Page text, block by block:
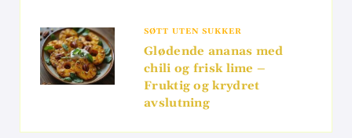
SØTT UTEN SUKKER
Glødende ananas med
chili og frisk lime –
Fruktig og krydret
avslutning